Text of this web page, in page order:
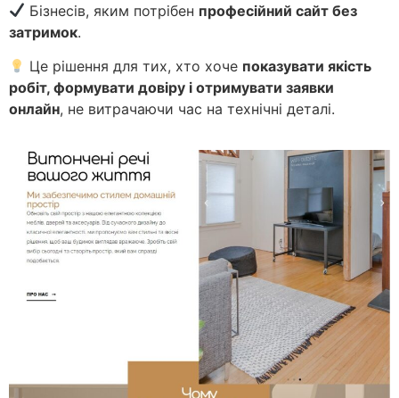
Бізнесів, яким потрібен професійний сайт без
затримок.
Це рішення для тих, хто хоче показувати якість
робіт, формувати довіру і отримувати заявки
онлайн, не витрачаючи час на технічні деталі.